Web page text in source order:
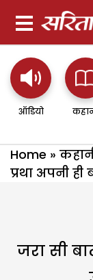
ऑडियो
Home »
प्रथा अपनी
जरा सी